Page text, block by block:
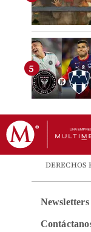
DERECHOS
Newsletters